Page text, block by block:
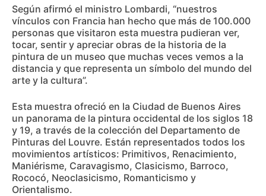
Según afirmó el ministro Lombardi, “nuestros
vínculos con Francia han hecho que más de 100.000
personas que visitaron esta muestra pudieran ver,
tocar, sentir y apreciar obras de la historia de la
pintura de un museo que muchas veces vemos a la
distancia y que representa un símbolo del mundo del
arte y la cultura”.
Esta muestra ofreció en la Ciudad de Buenos Aires
un panorama de la pintura occidental de los siglos 18
y 19, a través de la colección del Departamento de
Pinturas del Louvre. Están representados todos los
movimientos artísticos: Primitivos, Renacimiento,
Maniérisme, Caravagismo, Clasicismo, Barroco,
Rococó, Neoclasicismo, Romanticismo y
Orientalismo.